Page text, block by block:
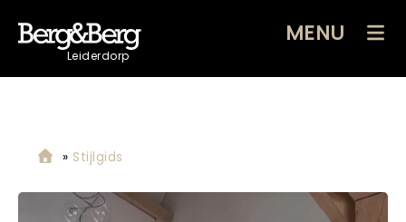
Leiderdorp
MENU
» Stijlgids